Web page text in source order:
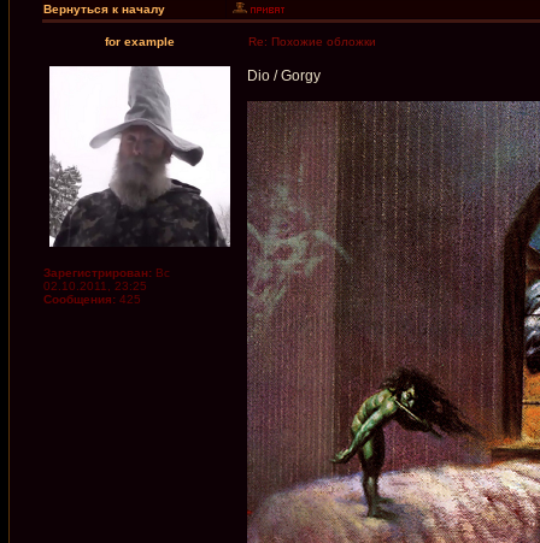
Вернуться к началу
for example Re: Похожие обложки
Зарегистрирован: Вс
02.10.2011, 23:25
Сообщения: 425
Dio / Gorgy